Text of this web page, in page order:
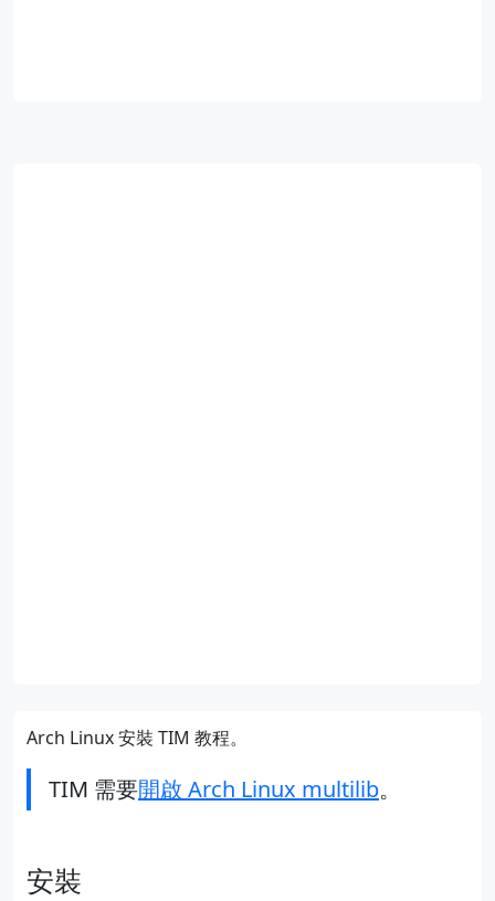
Arch Linux 安裝 TIM 教程。
TIM 需要開啟 Arch Linux multilib。
安裝